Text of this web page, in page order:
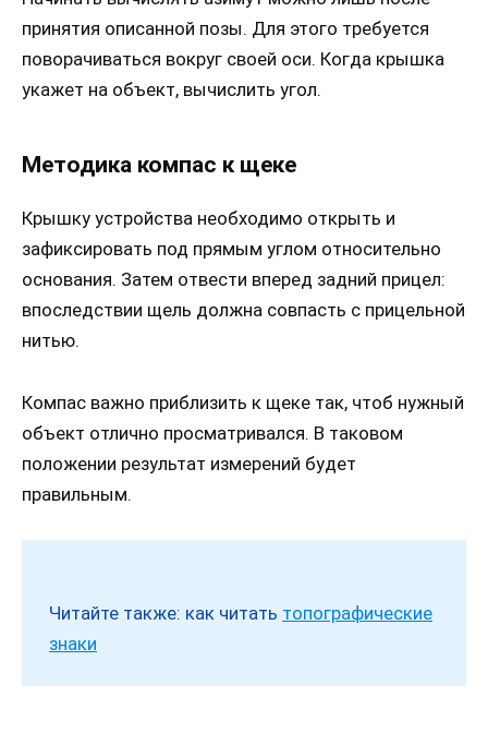
принятия описанной позы. Для этого требуется
поворачиваться вокруг своей оси. Когда крышка
укажет на объект, вычислить угол.
Методика компас к щеке
Крышку устройства необходимо открыть и
зафиксировать под прямым углом относительно
основания. Затем отвести вперед задний прицел:
впоследствии щель должна совпасть с прицельной
нитью.
Компас важно приблизить к щеке так, чтоб нужный
объект отлично просматривался. В таковом
положении результат измерений будет
правильным.
Читайте также: как читать топографические
знаки